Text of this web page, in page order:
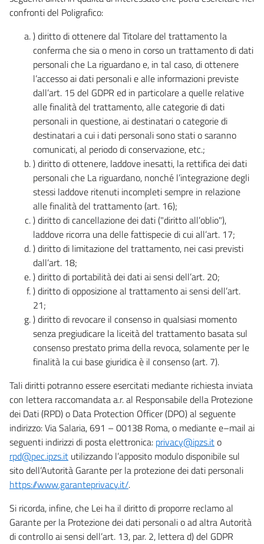
confronti del Poligrafico:
) diritto di ottenere dal Titolare del trattamento la
conferma che sia o meno in corso un trattamento di dati
personali che La riguardano e, in tal caso, di ottenere
l’accesso ai dati personali e alle informazioni previste
dall’art. 15 del GDPR ed in particolare a quelle relative
alle finalità del trattamento, alle categorie di dati
personali in questione, ai destinatari o categorie di
destinatari a cui i dati personali sono stati o saranno
comunicati, al periodo di conservazione, etc.;
) diritto di ottenere, laddove inesatti, la rettifica dei dati
personali che La riguardano, nonché l’integrazione degli
stessi laddove ritenuti incompleti sempre in relazione
alle finalità del trattamento (art. 16);
) diritto di cancellazione dei dati ("diritto all’oblio"),
laddove ricorra una delle fattispecie di cui all’art. 17;
) diritto di limitazione del trattamento, nei casi previsti
dall’art. 18;
) diritto di portabilità dei dati ai sensi dell’art. 20;
) diritto di opposizione al trattamento ai sensi dell’art.
21;
) diritto di revocare il consenso in qualsiasi momento
senza pregiudicare la liceità del trattamento basata sul
consenso prestato prima della revoca, solamente per le
finalità la cui base giuridica è il consenso (art. 7).
Tali diritti potranno essere esercitati mediante richiesta inviata
con lettera raccomandata a.r. al Responsabile della Protezione
dei Dati (RPD) o Data Protection Officer (DPO) al seguente
indirizzo: Via Salaria, 691 – 00138 Roma, o mediante e–mail ai
seguenti indirizzi di posta elettronica: privacy@ipzs.ito
rpd@pec.ipzs.it utilizzando l’apposito modulo disponibile sul
sito dell’Autorità Garante per la protezione dei dati personali
https://www.garanteprivacy.it/.
Si ricorda, infine, che Lei ha il diritto di proporre reclamo al
Garante per la Protezione dei dati personali o ad altra Autorità
di controllo ai sensi dell’art. 13, par. 2, lettera d) del GDPR